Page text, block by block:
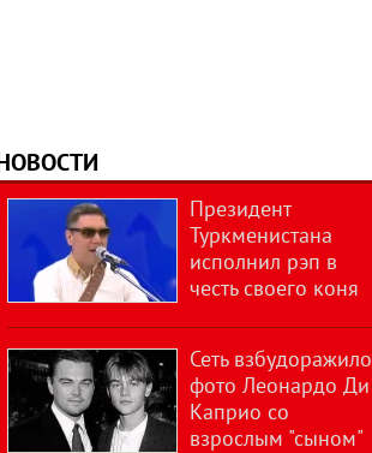
Президент
Туркменистана
исполнил рэп в
честь своего коня
Сеть взбудоражило
фото Леонардо Ди
Каприо со
взрослым "сыном"